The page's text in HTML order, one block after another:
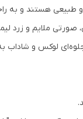
و طبیعی هستند و
ملایم و زرد
لوکس و